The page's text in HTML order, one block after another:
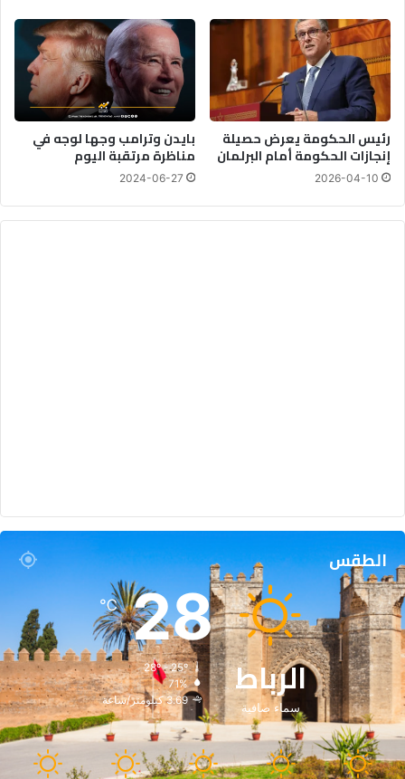
رئيس الحكومة يعرض حصيلة
إنجازات الحكومة أمام البرلمان
2026-04-10
بايدن وترامب وجها لوجه في
مناظرة مرتقبة اليوم
2024-06-27
الطقس
الرباط
سماء صافية
28
℃
28º - 25º
71%
3.69 كيلومتر/ساعة